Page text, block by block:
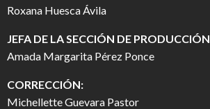
Roxana Huesca Ávila
JEFA DE LA SECCIÓN DE
Amada Margarita Pérez Ponce
CORRECCIÓN:
Michellette Guevara Pastor